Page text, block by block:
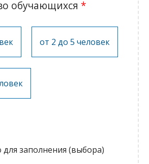
обучающихся *
от 2 до 5 человек
для заполнения (выбора)